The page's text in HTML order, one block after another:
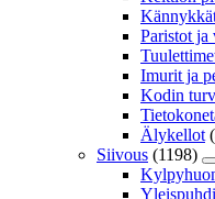
Paristot ja
Imurit ja
Kodin
Älykellot
Siivous (1198)